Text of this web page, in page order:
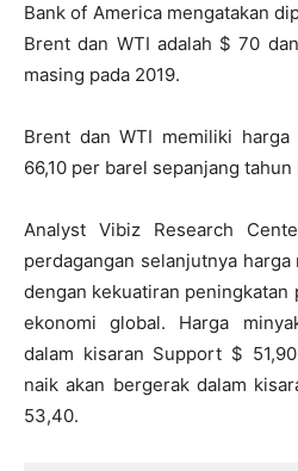
Bank of America mengatakan
Brent dan WTI adalah $ 70
masing pada 2019.
Brent dan WTI memiliki
66,10 per barel sepanjang tahun
Analyst Vibiz Research
perdagangan selanjutnya
dengan kekuatiran peningkatan
ekonomi global. Harga
dalam kisaran Support $
naik akan bergerak dalam
53,40.